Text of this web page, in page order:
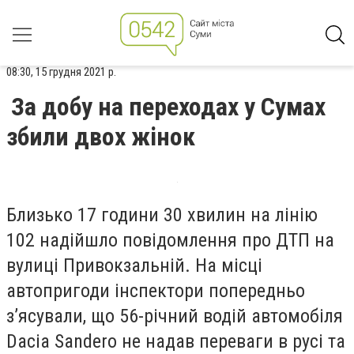
08:30, 15 грудня 2021 р.
За добу на переходах у Сумах
збили двох жінок
Близько 17 години 30 хвилин на лінію
102 надійшло повідомлення про ДТП на
вулиці Привокзальній. На місці
автопригоди інспектори попередньо
з’ясували, що 56-річний водій автомобіля
Dacia Sandero не надав переваги в русі та